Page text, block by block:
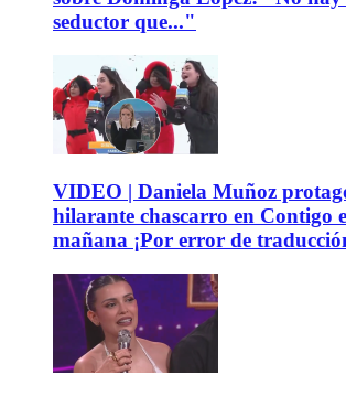
seductor que..."
VIDEO | Daniela Muñoz
hilarante chascarro en Contigo
mañana ¡Por error de